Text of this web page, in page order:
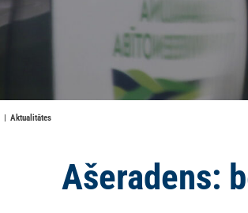
Aktualitātes
Ašeradens: